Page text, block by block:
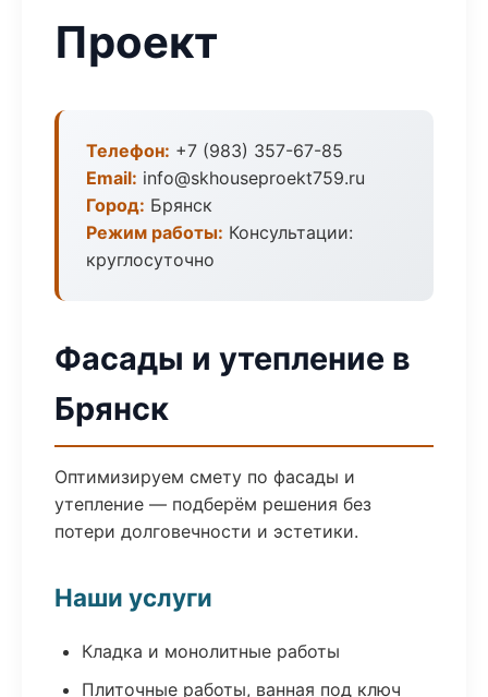
Проект
Телефон: +7 (983) 357-67-85
Email: info@skhouseproekt759.ru
Город: Брянск
Режим работы: Консультации:
круглосуточно
Фасады и утепление в
Брянск
Оптимизируем смету по фасады и
утепление — подберём решения без
потери долговечности и эстетики.
Наши услуги
Кладка и монолитные работы
Плиточные работы, ванная под ключ